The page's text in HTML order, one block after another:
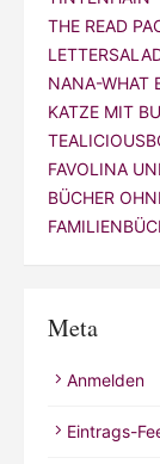
THE READ
NANA-WHAT
KATZE MIT
FAVOLINA
BÜCHER
Meta
Anmelden
Eintrags-